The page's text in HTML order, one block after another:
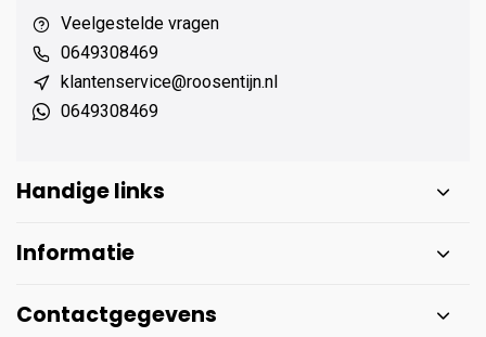
Veelgestelde vragen
0649308469
klantenservice@roosentijn.nl
0649308469
Handige links
Informatie
Contactgegevens